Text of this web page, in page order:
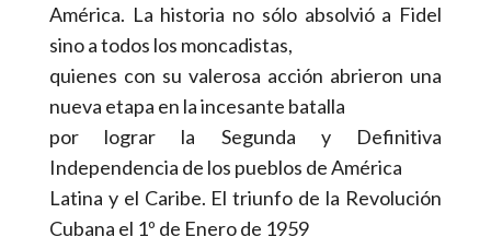
América. La historia no sólo absolvió a Fidel
sino a todos los moncadistas,
quienes con su valerosa acción abrieron una
nueva etapa en la incesante batalla
por lograr la Segunda y Definitiva
Independencia de los pueblos de América
Latina y el Caribe. El triunfo de la Revolución
Cubana el 1º de Enero de 1959